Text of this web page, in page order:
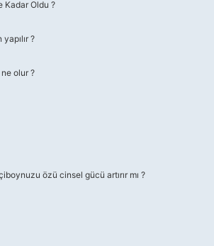
Kadar Oldu ?
?
olur ?
özü cinsel gücü artırır mı ?